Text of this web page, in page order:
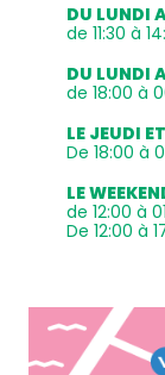
DU LUNDI
de 11:30 à
DU LUNDI
de 18:00 à
LE JEUDI
De 18:00 à
LE
de 12:00 à
De 12:00 à